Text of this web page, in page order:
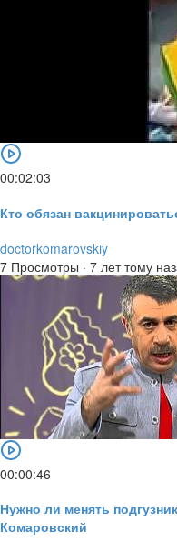
00:02:03
Кто обязан
doctorkomarovskiy
7 Просмотры · 7 лет тому
00:00:46
Нужно ли менять
Комаровский